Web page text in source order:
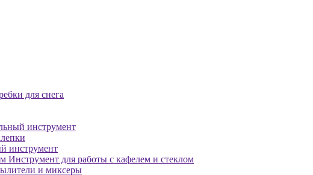
для снега
инструмент
инструмент
Инструмент для работы с кафелем и стеклом
и миксеры